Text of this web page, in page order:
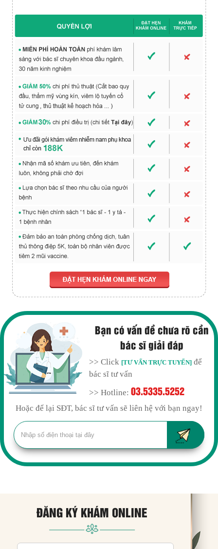
Bạn có vấn đề chưa rõ cần
bác sĩ giải đáp
>> Click [TƯ VẤN TRỰC TUYẾN] để
bác sĩ tư vấn
>> Hotline:03.5335.5252
Hoặc để lại SĐT, bác sĩ tư vấn sẽ liên hệ với bạn ngay!
ĐĂNG KÝ KHÁM ONLINE